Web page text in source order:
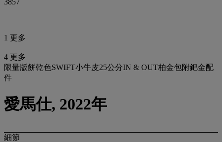
3857
1 更多
4 更多
限量版餅乾色SWIFT小牛皮25公分IN & OUT柏金包附鈀金配
件
愛馬仕, 2022年
細節